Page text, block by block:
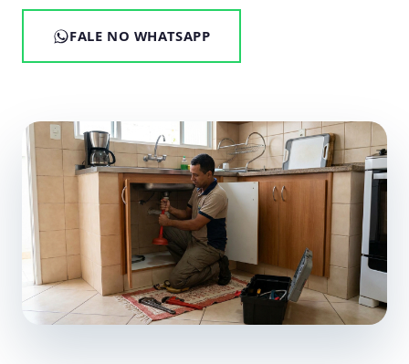
FALE NO WHATSAPP